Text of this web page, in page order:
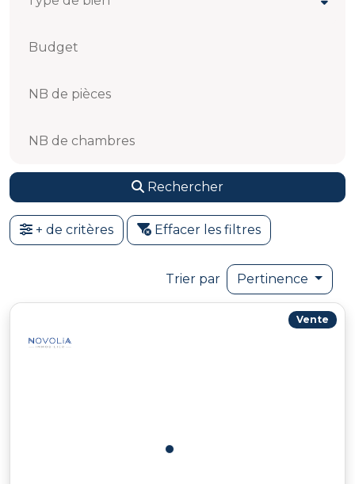
Budget
NB de pièces
NB de chambres
Rechercher
+ de critères Effacer les filtres
Trier par Pertinence
Vente